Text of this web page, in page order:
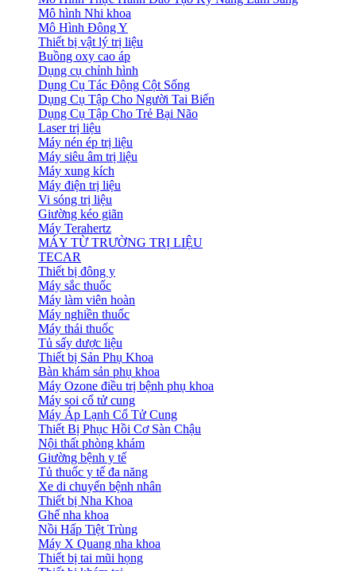
Mô hình Nhi khoa
Mô Hình Đông Y
Thiết bị vật lý trị liệu
Buồng oxy cao áp
Dụng cụ chỉnh hình
Dụng Cụ Tác Động Cột Sống
Dụng Cụ Tập Cho Người Tai Biến
Dụng Cụ Tập Cho Trẻ Bại Não
Laser trị liệu
Máy nén ép trị liệu
Máy siêu âm trị liệu
Máy xung kích
Máy điện trị liệu
Vi sóng trị liệu
Giường kéo giãn
Máy Terahertz
MÁY TỪ TRƯỜNG TRỊ LIỆU
TECAR
Thiết bị đông y
Máy sắc thuốc
Máy làm viên hoàn
Máy nghiền thuốc
Máy thái thuốc
Tủ sấy dược liệu
Thiết bị Sản Phụ Khoa
Bàn khám sản phụ khoa
Máy Ozone điều trị bệnh phụ khoa
Máy soi cổ tử cung
Máy Áp Lạnh Cổ Tử Cung
Thiết Bị Phục Hồi Cơ Sàn Chậu
Nội thất phòng khám
Giường bệnh y tế
Tủ thuốc y tế đa năng
Xe di chuyển bệnh nhân
Thiết bị Nha Khoa
Ghế nha khoa
Nồi Hấp Tiệt Trùng
Máy X Quang nha khoa
Thiết bị tai mũi họng